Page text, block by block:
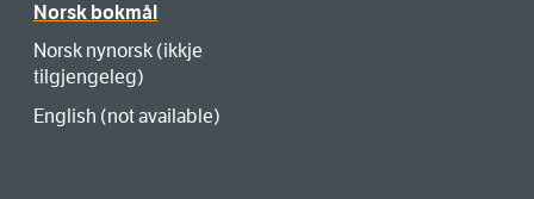
Norsk bokmål
Norsk nynorsk (ikkje
tilgjengeleg)
English (not available)